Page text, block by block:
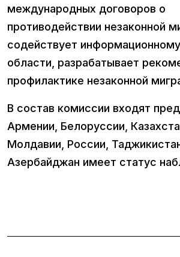
международных договоров о
противодействии незаконной
содействует
области, разрабатывает
профилактике незаконной
В состав комиссии входят
Армении, Белоруссии,
Молдавии, России,
Азербайджан имеет статус